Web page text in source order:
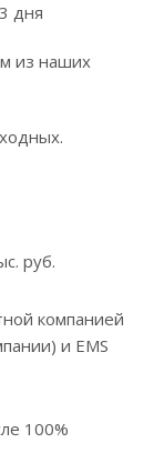
дня
из наших
руб.
компанией
и EMS
100%